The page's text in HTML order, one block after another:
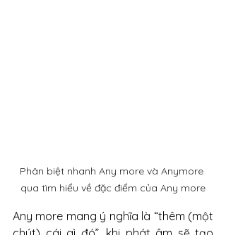
Phân biệt nhanh Any more và Anymore
qua tìm hiểu về đặc điểm của Any more
Any more mang ý nghĩa là “thêm (một